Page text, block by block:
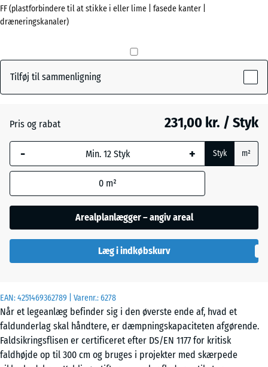
EAN:4251469362789 | Varenr.:6278
Når et legeanlæg befinder sig i den øverste ende af, hvad et
faldunderlag skal håndtere, er dæmpningskapaciteten afgørende.
Faldsikringsflisen er certificeret efter DS/EN 1177 for kritisk
faldhøjde op til 300 cm og bruges i projekter med skærpede
Vis
farvepalette
Antracit - 2,00 kr.
Græsgrøn + 10,00 kr.
+ 31,00 kr.
Sandbeige + 33,00 kr.
FF (plastforbindere til at stikke i eller lime | fasede kanter |
dræneringskanaler)
Tilføj til sammenligning
Pris og rabat 231,00 kr. / Styk
- + Styk m²
0 m²
Arealplanlægger – angiv areal
Læg i indkøbskurv